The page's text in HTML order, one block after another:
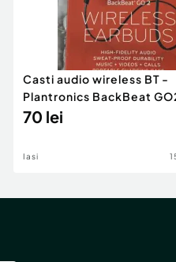
Casti audio wireless BT -
Plantronics BackBeat
sweat-proof, Over the
70 lei
Iasi